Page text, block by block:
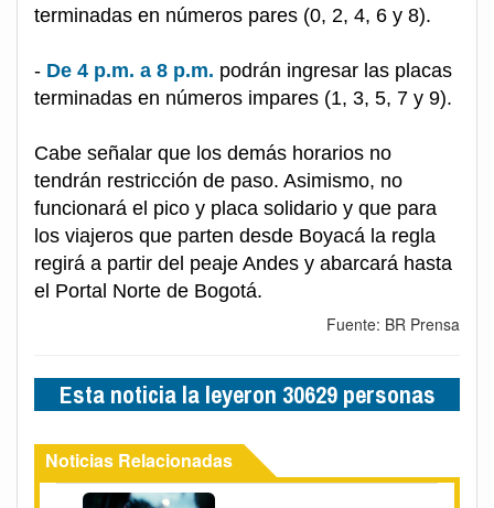
terminadas en números pares (0, 2, 4, 6 y 8).
- De 4 p.m. a 8 p.m. podrán ingresar las placas
terminadas en números impares (1, 3, 5, 7 y 9).
Cabe señalar que los demás horarios no
tendrán restricción de paso. Asimismo, no
funcionará el pico y placa solidario y que para
los viajeros que parten desde Boyacá la regla
regirá a partir del peaje Andes y abarcará hasta
el Portal Norte de Bogotá.
Fuente: BR Prensa
Esta noticia la leyeron 30629 personas
Noticias Relacionadas